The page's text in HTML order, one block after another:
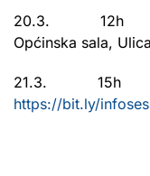
20.3. 12h
Općinska sala,
21.3. 15h
https://bit.ly/